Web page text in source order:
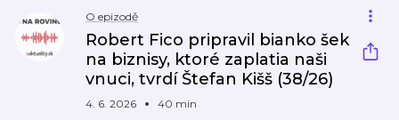
O epizodě
Robert Fico pripravil bianko šek
na biznisy, ktoré zaplatia naši
vnuci, tvrdí Štefan Kišš (38/26)
4. 6. 2026 40 min